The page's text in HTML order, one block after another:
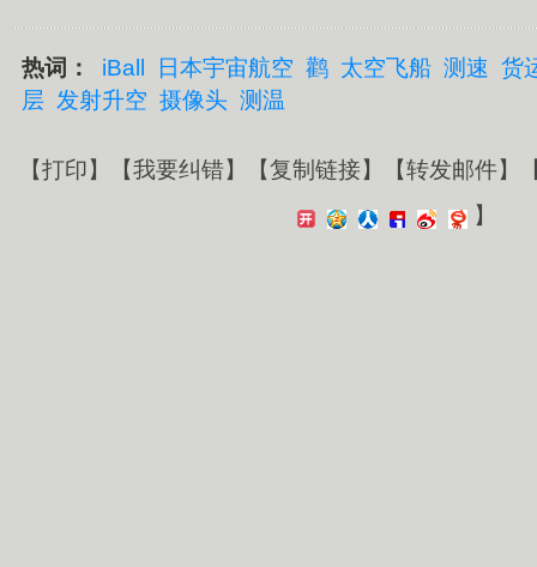
热词： iBall 日本宇宙航空 鹳 太空飞船 测速 货
层 发射升空 摄像头 测温
【打印】【我要纠错】【复制链接】【转发邮件】
】